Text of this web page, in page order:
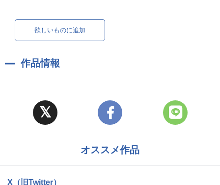
欲しいものに追加
作品情報
オススメ作品
X（旧Twitter）